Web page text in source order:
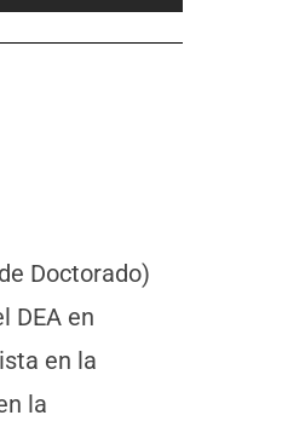
Doctorado)
DEA en
en la
la